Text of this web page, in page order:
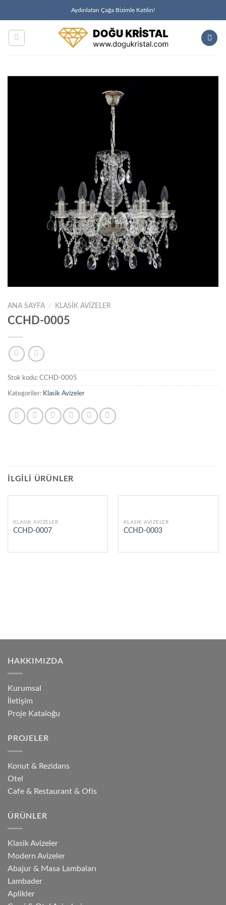
Aydınlatan Çağa Bizimle Katılın!
ANA SAYFA / KLASIK AVIZELER
CCHD-0005
Stok kodu: CCHD-0005
Kategoriler: Klasik Avizeler
İLGILI ÜRÜNLER
KLASIK AVIZELER
CCHD-0007
KLASIK AVIZELER
CCHD-0003
HAKKIMIZDA
Kurumsal
İletişim
Proje Kataloğu
PROJELER
Konut & Rezidans
Otel
Cafe & Restaurant & Ofis
ÜRÜNLER
Klasik Avizeler
Modern Avizeler
Abajur & Masa Lambaları
Lambader
Aplikler